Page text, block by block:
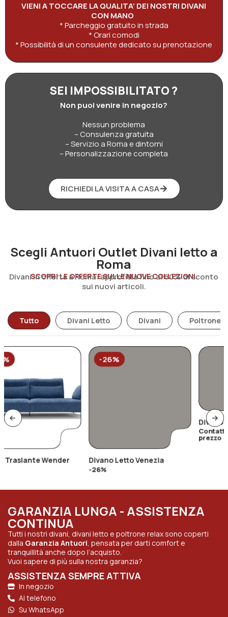
VIENI A TOCCARE LA QUALITA’ DEI NOSTRI DIVANI
CON MANO
* Parcheggio gratuito in strada
* Orari comodi
* Possibilità di un consulente dedicato su prenotazione
SEI IMPOSSIBILITATO ?
Non puoi venire in negozio?
Nessun problema
– Consulenza gratuita
– Servizio a Roma e dintorni
– Personalizzazione completa
RICHIEDI LA VISITA A CASA
Scegli Antuori Outlet Divani letto a
Roma
SCOPRI LE OFFERTE SULLE NUOVE COLLEZIONI.
Divani in offerta a Roma: approfitta fino al 60% di sconto
sui nuovi articoli.
Tutto Divani Letto Divani Poltrone
Divano Letto Venezia
Divano Letto Macari Con
Materasso Alto 20cm.
Contattaci per il miglior
GARANZIA LUNGA - ASSISTENZA
CONTINUA
Tutti i nostri divani, divani letto e poltrone relax sono coperti
dalla Garanzia Antuori, pensata per darti comfort e
tranquillità anche dopo l’acquisto.
Vuoi sapere di più sulla nostra garanzia?
ASSISTENZA SEMPRE ATTIVA
In negozio
Al telefono
Su WhatsApp